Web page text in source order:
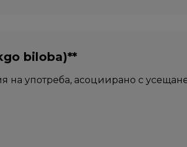
biloba)**
на употреба, асоциирано с